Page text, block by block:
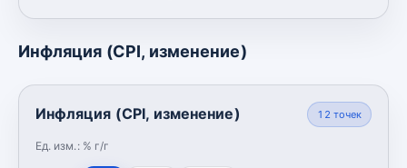
Инфляция (CPI, изменение)
Инфляция (CPI, изменение)
Ед. изм.: % г/г
12 точек